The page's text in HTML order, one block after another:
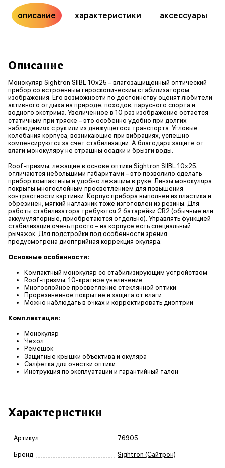
описание характеристики аксессуары
Описание
Монокуляр Sightron SIIBL 10x25 – влагозащищенный оптический
прибор со встроенным гироскопическим стабилизатором
изображения. Его возможности по достоинству оценят любители
активного отдыха на природе, походов, парусного спорта и
водного экстрима. Увеличенное в 10 раз изображение остается
статичным при тряске – это особенно удобно при долгих
наблюдениях с рук или из движущегося транспорта. Угловые
колебания корпуса, возникающие при вибрациях, успешно
компенсируются за счет стабилизации. А благодаря защите от
влаги монокуляру не страшны осадки и брызги воды.
Roof-призмы, лежащие в основе оптики Sightron SIIBL 10x25,
отличаются небольшими габаритами – это позволило сделать
прибор компактным и удобно лежащим в руке. Линзы монокуляра
покрыты многослойным просветлением для повышения
контрастности картинки. Корпус прибора выполнен из пластика и
обрезинен, мягкий наглазник тоже изготовлен из резины. Для
работы стабилизатора требуются 2 батарейки CR2 (обычные или
аккумуляторные, приобретаются отдельно). Управлять функцией
стабилизации очень просто – на корпусе есть специальный
рычажок. Для подстройки под особенности зрения
предусмотрена диоптрийная коррекция окуляра.
Основные особенности:
Компактный монокуляр со стабилизирующим устройством
Roof-призмы, 10-кратное увеличение
Многослойное просветление стеклянной оптики
Прорезиненное покрытие и защита от влаги
Можно наблюдать в очках и корректировать диоптрии
Комплектация:
Монокуляр
Чехол
Ремешок
Защитные крышки объектива и окуляра
Салфетка для очистки оптики
Инструкция по эксплуатации и гарантийный талон
Характеристики
Артикул 76905
Бренд Sightron (Сайтрон)